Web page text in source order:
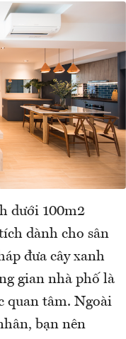
dưới 100m2
dành cho sân
đưa cây xanh
gian nhà phố là
quan tâm. Ngoài
bạn nên